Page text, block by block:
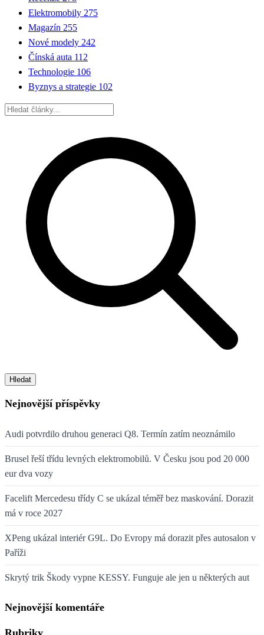
Elektromobily 275
Magazín 255
Nové modely 242
Čínská auta 112
Technologie 106
Byznys a strategie 102
Hledat:
Hledat
Nejnovější příspěvky
Audi potvrdilo druhou generaci Q8. Termín zatím neoznámilo
Brusel řeší třídu levných elektromobilů. V Česku jsou pod 20 000
eur dva vozy
Facelift Mercedesu třídy C se ukázal téměř bez maskování. Dorazit
má v roce 2027
XPeng ukázal interiér G9L. Do Evropy má dorazit přes autosalon v
Paříži
Skrytý trik Škody vypne KESSY. Funguje ale jen u některých aut
Nejnovější komentáře